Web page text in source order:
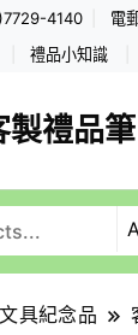
4140 電
禮品小知識
製禮品筆
文具紀念品